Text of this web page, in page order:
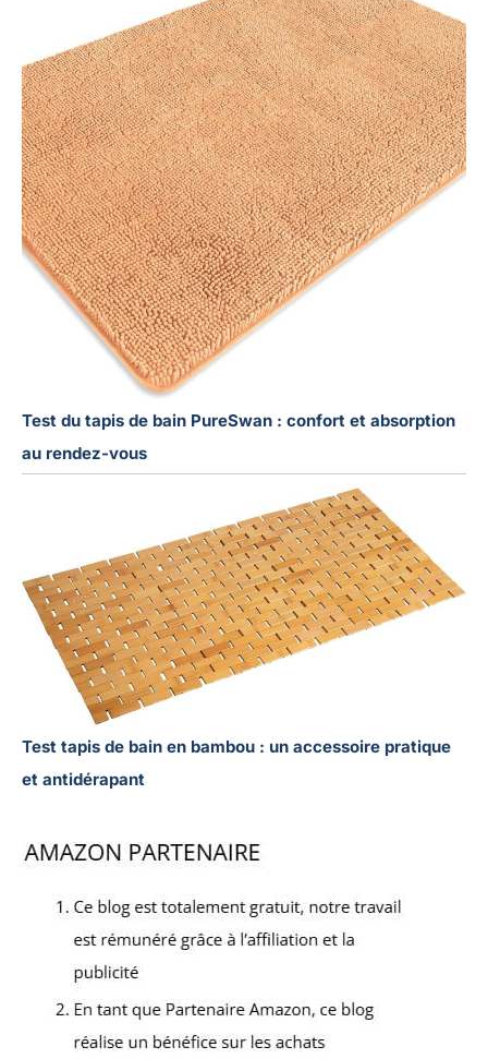
Test du tapis de bain PureSwan : confort et absorption
au rendez-vous
Test tapis de bain en bambou : un accessoire pratique
et antidérapant